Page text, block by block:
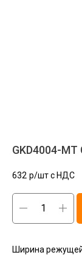
GKD4004-MT
632 р/шт c НДС
Ширина